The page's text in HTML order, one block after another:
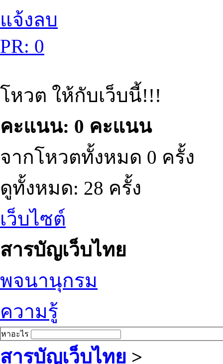
แจ้งลบ
PR: 0
โหวต ให้กับเว็บนี้!!!
คะแนน: 0 คะแนน
จากโหวตทั้งหมด 0 ครั้ง
ดูทั้งหมด: 28 ครั้ง
เว็บไซต์
สารบัญเว็บไทย
พจนานุกรม
ความรู้
หาอะไร
สารบัญเว็บไทย >